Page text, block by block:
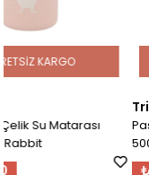
Paslanmaz Çelik Su
500ml - Mr. Frog